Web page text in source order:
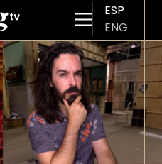
ESP
ENG